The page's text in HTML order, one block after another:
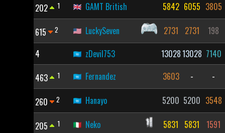
202 1 GAMT British 5842 6055 3805
615 2 LuckySeven 2731 2731
198
4
zDevil753 1302813028 7140
463 1 Fernandez 3603 - -
260 2 Hanayo 5200 5200 3548
205 1 Neko 5831 5831 1591